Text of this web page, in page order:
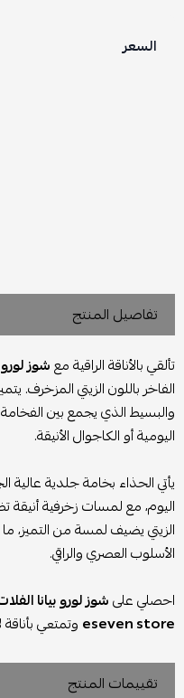
السعر
تفاصيل المنتج
تألقي بالأناقة الراقية معشوز لورو
الفاخر باللون الزيتي المزخرف.
والبسيط الذي يجمع بين
اليومية أو الكاجوال الأنيقة.
يأتي الحذاء بخامة جلدية عالية
اليوم، مع لمسات زخرفية أنيقة
الزيتي يضيف لمسة من التميز،
الأسلوب العصري والراقي.
احصلي علىشوز لورو بيانا
eseven store وتمتعي
تقييمات المنتج